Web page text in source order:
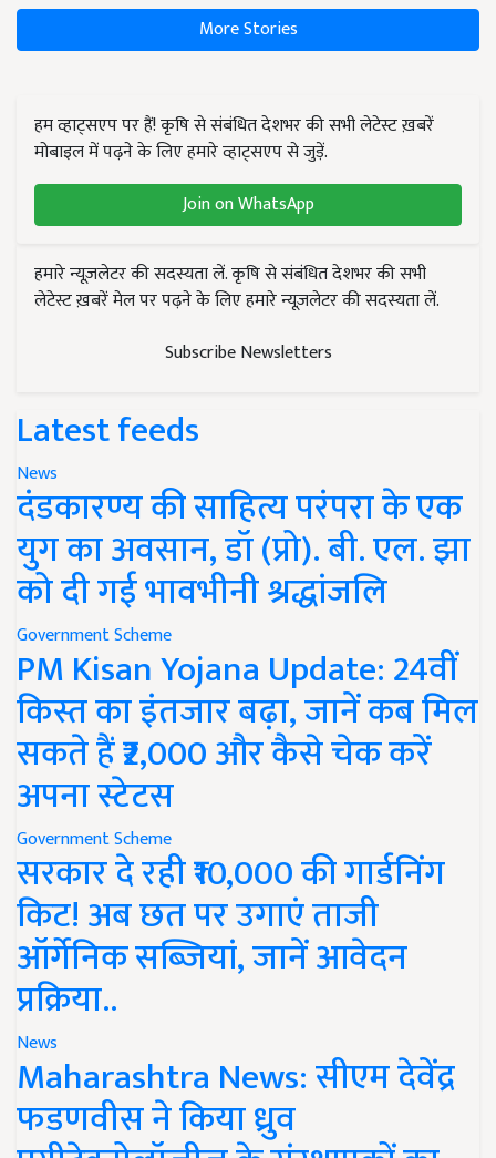
More Stories
हम व्हाट्सएप पर हैं! कृषि से संबंधित देशभर की सभी लेटेस्ट ख़बरें
मोबाइल में पढ़ने के लिए हमारे व्हाट्सएप से जुड़ें.
Join on WhatsApp
हमारे न्यूज़लेटर की सदस्यता लें. कृषि से संबंधित देशभर की सभी
लेटेस्ट ख़बरें मेल पर पढ़ने के लिए हमारे न्यूज़लेटर की सदस्यता लें.
Subscribe Newsletters
Latest feeds
News
दंडकारण्य की साहित्य परंपरा के एक
युग का अवसान, डॉ (प्रो). बी. एल. झा
को दी गई भावभीनी श्रद्धांजलि
Government Scheme
PM Kisan Yojana Update: 24वीं
किस्त का इंतजार बढ़ा, जानें कब मिल
सकते हैं ₹2,000 और कैसे चेक करें
अपना स्टेटस
Government Scheme
सरकार दे रही ₹10,000 की गार्डनिंग
किट! अब छत पर उगाएं ताजी
ऑर्गेनिक सब्जियां, जानें आवेदन
प्रक्रिया..
News
Maharashtra News: सीएम देवेंद्र
फडणवीस ने किया ध्रुव